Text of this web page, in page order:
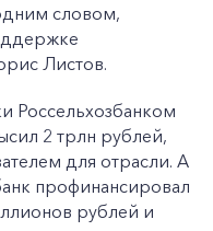
словом,
Листов.
Россельхозбанком
2 трлн рублей,
для отрасли. А
профинансировал
рублей и